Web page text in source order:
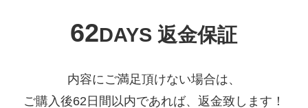
62DAYS 返金保証
内容にご満足頂けない場合は、
ご購入後62日間以内であれば、返金致します！